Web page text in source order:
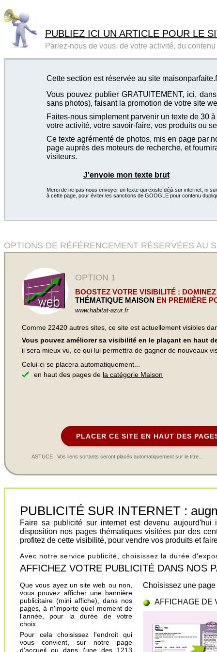
PUBLIEZ ICI UN ARTICLE POUR LE
Parlez-nous de vous, de votre activité, du
Cette section est réservée au site
Vous pouvez publier GRATUITEMENT, ici,
sans photos), faisant la promotion de votre site
Faites-nous simplement parvenir un texte de 30
votre activité, votre savoir-faire, vos produits ou
Ce texte agrémenté de photos, mis en page par
page auprès des moteurs de recherche, et
visiteurs.
J'envoie mon texte brut
Merci de ne pas nous envoyer un texte qui existe déjà sur internet, ni
à cette page, pour éviter les sanctions de GOOGLE pour contenu
OPTIONS DE RÉFÉRENCEMENT RÉSERVÉES AU
OPTION 1
BOOSTEZ VOTRE VISIBILITÉ :
THÉMATIQUE MAISON EN PREMIÈRE
www.habitat-azur.fr
Comme 22420 autres sites, ce site est actuellement visibles
Vous pouvez améliorer sa visibilité en le plaçant en haut
il sera mieux vu, ce qui lui permettra de gagner de nouveaux
Celui-ci se placera automatiquement...
en haut des pages de la catégorie Maison
PLACER CE SITE EN HAUT DES
ASTUCE : Vos liens sortants seront placés automatiquement sur le titre...
PUBLICITÉ SUR INTERNET :
Faire sa publicité sur internet est devenu
disposition nos pages thématiques visitées par des
profitez de cette visibilité, pour vendre vos produits et
Avec notre service publicité, choisissez la durée
AFFICHEZ VOTRE PUBLICITÉ DANS NOS
Que vous ayez un site web ou non,
vous pouvez afficher une bannière
publicitaire (mini affiche), dans nos
pages, à n'importe quel moment de
l'année, pour la durée de votre
choix.
Pour cela choisissez l'endroit qui
vous convient, sur notre page
d'accueil ou dans l'une des 1213
Choisissez une
AFFICHAGE DE